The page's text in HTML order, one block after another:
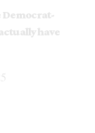
Democrat-
have